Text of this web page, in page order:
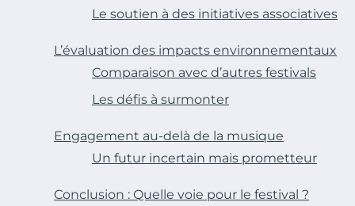
Le soutien à des initiatives associatives
L’évaluation des impacts environnementaux
Comparaison avec d’autres festivals
Les défis à surmonter
Engagement au-delà de la musique
Un futur incertain mais prometteur
Conclusion : Quelle voie pour le festival ?